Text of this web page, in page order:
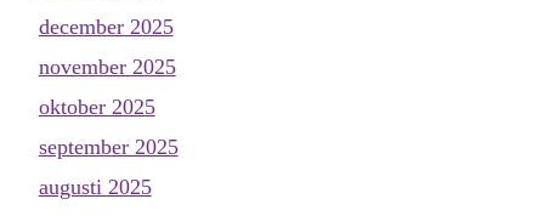
december 2025
november 2025
oktober 2025
september 2025
augusti 2025